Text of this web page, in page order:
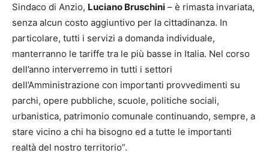
Sindaco di Anzio, Luciano Bruschini – è rimasta invariata,
senza alcun costo aggiuntivo per la cittadinanza. In
particolare, tutti i servizi a domanda individuale,
manterranno le tariffe tra le più basse in Italia. Nel corso
dell’anno interverremo in tutti i settori
dell’Amministrazione con importanti provvedimenti su
parchi, opere pubbliche, scuole, politiche sociali,
urbanistica, patrimonio comunale continuando, sempre, a
stare vicino a chi ha bisogno ed a tutte le importanti
realtà del nostro territorio”.